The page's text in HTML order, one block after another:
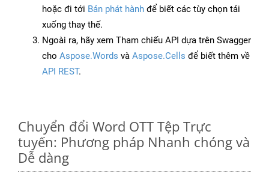
hoặc đi tới Bản phát hành để biết các tùy chọn tải
xuống thay thế.
Ngoài ra, hãy xem Tham chiếu API dựa trên Swagger
cho Aspose.Words và Aspose.Cells để biết thêm về
API REST.
Chuyển đổi Word OTT Tệp Trực
tuyến: Phương pháp Nhanh chóng và
Dễ dàng